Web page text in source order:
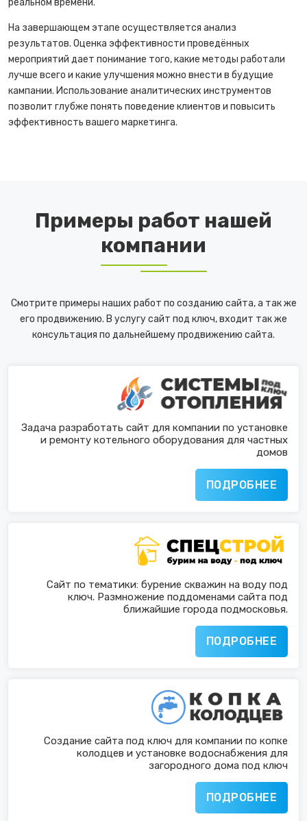
реальном времени.
На завершающем этапе осуществляется анализ
результатов. Оценка эффективности проведённых
мероприятий дает понимание того, какие методы работали
лучше всего и какие улучшения можно внести в будущие
кампании. Использование аналитических инструментов
позволит глубже понять поведение клиентов и повысить
эффективность вашего маркетинга.
Примеры работ нашей
компании
Смотрите примеры наших работ по созданию сайта, а так же
его продвижению. В услугу сайт под ключ, входит так же
консультация по дальнейшему продвижению сайта.
Задача разработать сайт для компании по установке
и ремонту котельного оборудования для частных
домов
ПОДРОБНЕЕ
Сайт по тематики: бурение скважин на воду под
ключ. Размножение поддоменами сайта под
ближайшие города подмосковья.
ПОДРОБНЕЕ
Создание сайта под ключ для компании по копке
колодцев и установке водоснабжения для
загородного дома под ключ
ПОДРОБНЕЕ